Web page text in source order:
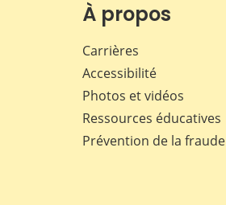
À propos
Carrières
Accessibilité
Photos et vidéos
Ressources éducatives
Prévention de la fraude